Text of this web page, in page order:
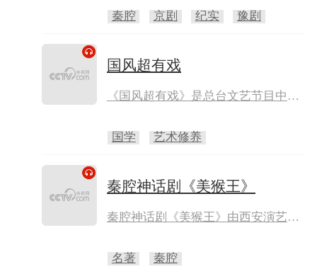
景展演”的形式，将地域风土、剧种
故事、戏曲人风采、经典剧目演绎融
韵，解锁中国稀有剧种的新地图。
秦腔 京剧 纪实 豫剧
国风超有戏
《国风超有戏》是总台文艺节目中心
汇聚近百位国风音乐人，他们追
溯“戏曲”的土壤、引领“流行”的浪
乐。
国学 艺术修养
秦腔神话剧《美猴王》
秦腔神话剧《美猴王》由西安演艺集
得知王母的蟠桃会未邀请自己，大闹
蟠桃宴，私窃太上老君的仙丹。玉帝
名著 秦腔